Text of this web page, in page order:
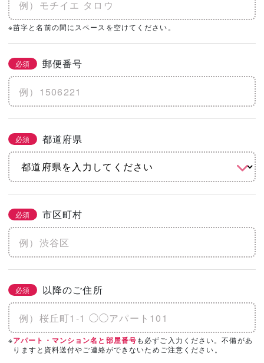
※苗字と名前の間にスペースを空けてください。
必須 郵便番号
必須 都道府県
必須 市区町村
必須 以降のご住所
※アパート・マンション名と部屋番号も必ずご入力ください。不備があ
りますと資料送付やご連絡ができないためご注意ください。